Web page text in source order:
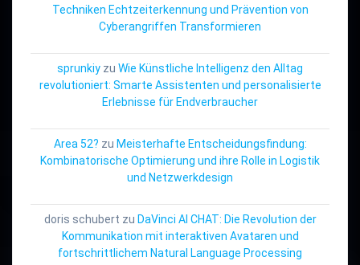
Techniken Echtzeiterkennung und Prävention von
Cyberangriffen Transformieren
sprunkiy zu Wie Künstliche Intelligenz den Alltag
revolutioniert: Smarte Assistenten und personalisierte
Erlebnisse für Endverbraucher
Area 52? zu Meisterhafte Entscheidungsfindung:
Kombinatorische Optimierung und ihre Rolle in Logistik
und Netzwerkdesign
doris schubert zu DaVinci AI CHAT: Die Revolution der
Kommunikation mit interaktiven Avataren und
fortschrittlichem Natural Language Processing